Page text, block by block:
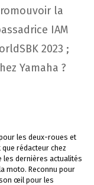
la
IAM
2023 ;
Yamaha ?
les deux-roues et
rédacteur chez
les dernières actualités
moto. Reconnu pour
œil pour les